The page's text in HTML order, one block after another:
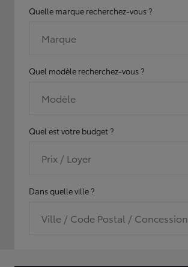
Quelle marque recherchez-vous ?
Marque
Quel modèle recherchez-vous ?
Modèle
Quel est votre budget ?
Prix / Loyer
Dans quelle ville ?
Ville / Code Postal / Concession